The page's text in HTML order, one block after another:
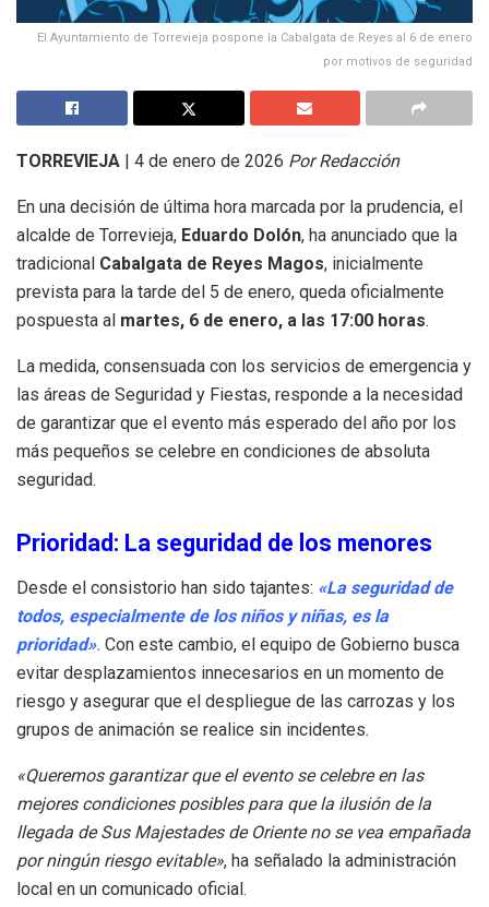
El Ayuntamiento de Torrevieja pospone la Cabalgata de Reyes al 6 de enero
por motivos de seguridad
TORREVIEJA | 4 de enero de 2026 Por Redacción
En una decisión de última hora marcada por la prudencia, el
alcalde de Torrevieja, Eduardo Dolón, ha anunciado que la
tradicional Cabalgata de Reyes Magos, inicialmente
prevista para la tarde del 5 de enero, queda oficialmente
pospuesta al martes, 6 de enero, a las 17:00 horas.
La medida, consensuada con los servicios de emergencia y
las áreas de Seguridad y Fiestas, responde a la necesidad
de garantizar que el evento más esperado del año por los
más pequeños se celebre en condiciones de absoluta
seguridad.
Prioridad: La seguridad de los menores
Desde el consistorio han sido tajantes: «La seguridad de
todos, especialmente de los niños y niñas, es la
prioridad». Con este cambio, el equipo de Gobierno busca
evitar desplazamientos innecesarios en un momento de
riesgo y asegurar que el despliegue de las carrozas y los
grupos de animación se realice sin incidentes.
«Queremos garantizar que el evento se celebre en las
mejores condiciones posibles para que la ilusión de la
llegada de Sus Majestades de Oriente no se vea empañada
por ningún riesgo evitable», ha señalado la administración
local en un comunicado oficial.